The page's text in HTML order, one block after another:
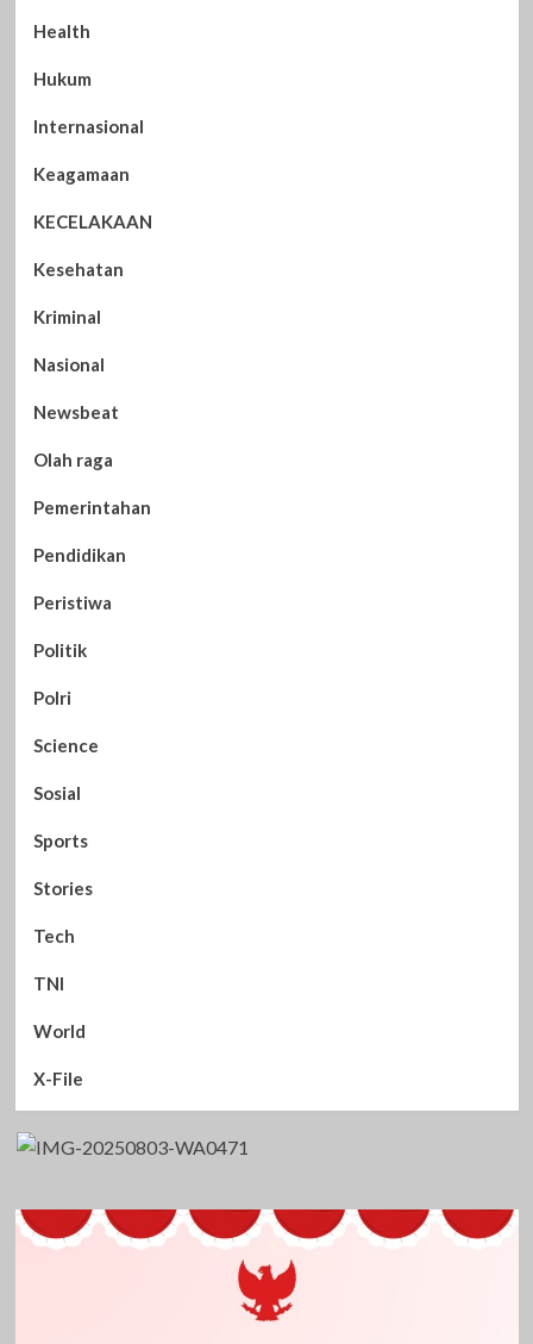
Health
Hukum
Internasional
Keagamaan
KECELAKAAN
Kesehatan
Kriminal
Nasional
Newsbeat
Olah raga
Pemerintahan
Pendidikan
Peristiwa
Politik
Polri
Science
Sosial
Sports
Stories
Tech
TNI
World
X-File